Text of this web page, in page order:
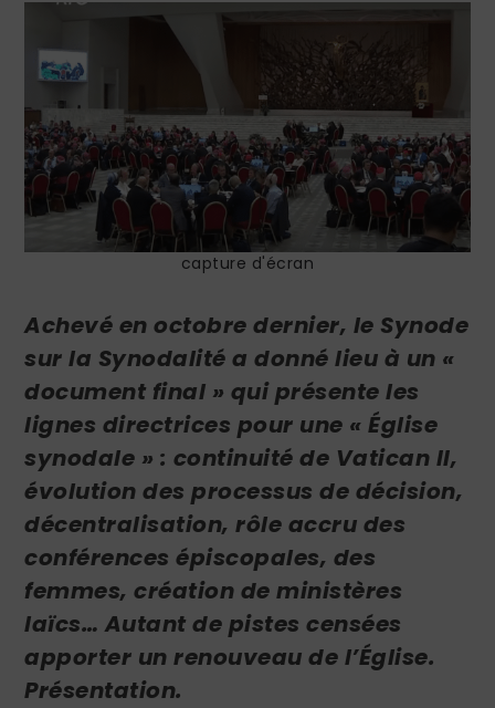
capture d'écran
Achevé en octobre dernier, le Synode
sur la Synodalité a donné lieu à un «
document final » qui présente les
lignes directrices pour une « Église
synodale » : continuité de Vatican II,
évolution des processus de décision,
décentralisation, rôle accru des
conférences épiscopales, des
femmes, création de ministères
laïcs… Autant de pistes censées
apporter un renouveau de l’Église.
Présentation.